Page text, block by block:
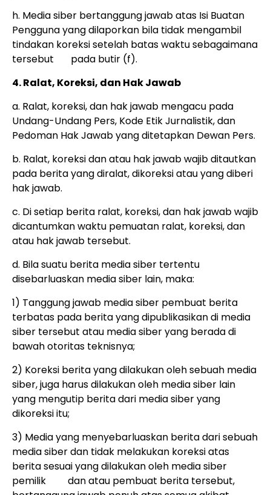
h. Media siber bertanggung jawab atas Isi Buatan
Pengguna yang dilaporkan bila tidak mengambil
tindakan koreksi setelah batas waktu sebagaimana
tersebut pada butir (f).
4. Ralat, Koreksi, dan Hak Jawab
a. Ralat, koreksi, dan hak jawab mengacu pada
Undang-Undang Pers, Kode Etik Jurnalistik, dan
Pedoman Hak Jawab yang ditetapkan Dewan Pers.
b. Ralat, koreksi dan atau hak jawab wajib ditautkan
pada berita yang diralat, dikoreksi atau yang diberi
hak jawab.
c. Di setiap berita ralat, koreksi, dan hak jawab wajib
dicantumkan waktu pemuatan ralat, koreksi, dan
atau hak jawab tersebut.
d. Bila suatu berita media siber tertentu
disebarluaskan media siber lain, maka:
1) Tanggung jawab media siber pembuat berita
terbatas pada berita yang dipublikasikan di media
siber tersebut atau media siber yang berada di
bawah otoritas teknisnya;
2) Koreksi berita yang dilakukan oleh sebuah media
siber, juga harus dilakukan oleh media siber lain
yang mengutip berita dari media siber yang
dikoreksi itu;
3) Media yang menyebarluaskan berita dari sebuah
media siber dan tidak melakukan koreksi atas
berita sesuai yang dilakukan oleh media siber
pemilik dan atau pembuat berita tersebut,